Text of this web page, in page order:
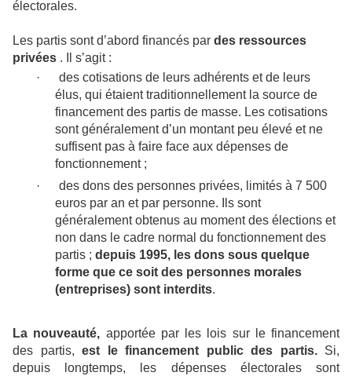
électorales.
Les partis sont d’abord financés par des ressources
privées . Il s’agit :
·
des cotisations de leurs adhérents et de leurs
élus, qui étaient traditionnellement la source de
financement des partis de masse. Les cotisations
sont généralement d’un montant peu élevé et ne
suffisent pas à faire face aux dépenses de
fonctionnement ;
·
des dons des personnes privées, limités à 7 500
euros par an et par personne. Ils sont
généralement obtenus au moment des élections et
non dans le cadre normal du fonctionnement des
partis ;depuis 1995, les dons sous quelque
forme que ce soit des personnes morales
(entreprises) sont interdits.
La nouveauté, apportée par les lois sur le financement
des partis, est le financement public des partis.Si,
depuis longtemps, les dépenses électorales sont